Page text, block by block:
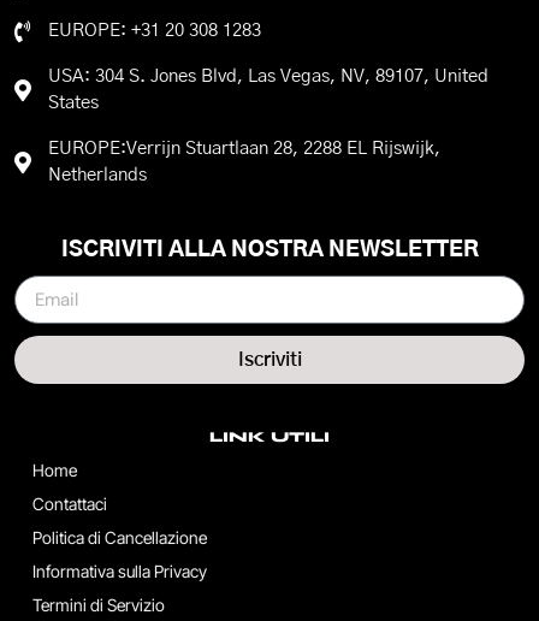
EUROPE: +31 20 308 1283
USA: 304 S. Jones Blvd, Las Vegas, NV, 89107, United
States
EUROPE:Verrijn Stuartlaan 28, 2288 EL Rijswijk,
Netherlands
LINK UTILI
Home
Contattaci
Politica di Cancellazione
Informativa sulla Privacy
Termini di Servizio
ISCRIVITI ALLA NOSTRA NEWSLETTER
Iscriviti